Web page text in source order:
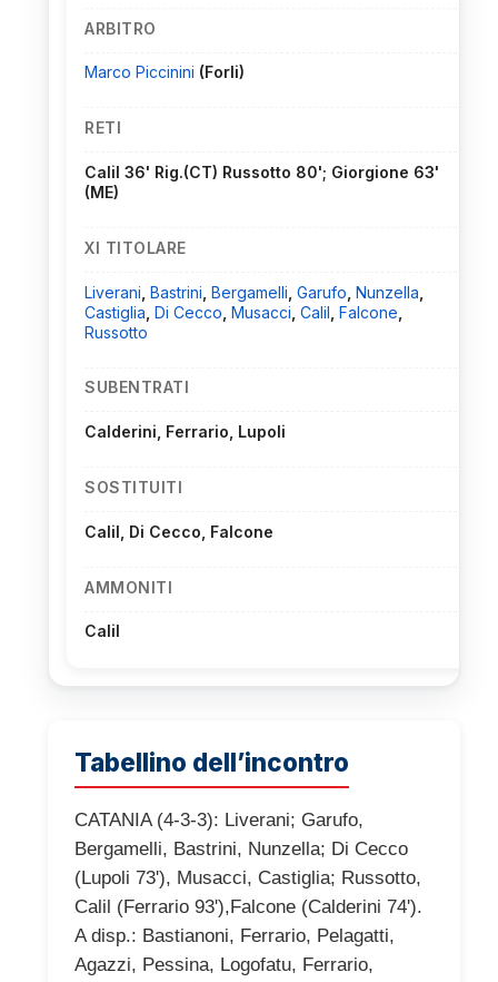
ARBITRO
Marco Piccinini (Forli)
RETI
Calil 36' Rig.(CT) Russotto 80'; Giorgione 63'
(ME)
XI TITOLARE
Liverani Bastrini Bergamelli Garufo Nunzella
Castiglia Di Cecco Musacci Calil Falcone
Russotto
SUBENTRATI
Calderini, Ferrario, Lupoli
SOSTITUITI
Calil, Di Cecco, Falcone
AMMONITI
Calil
Tabellino dell’incontro
CATANIA (4-3-3): Liverani; Garufo,
Bergamelli, Bastrini, Nunzella; Di Cecco
(Lupoli 73'), Musacci, Castiglia; Russotto,
Calil (Ferrario 93'),Falcone (Calderini 74').
A disp.: Bastianoni, Ferrario, Pelagatti,
Agazzi, Pessina, Logofatu, Ferrario,